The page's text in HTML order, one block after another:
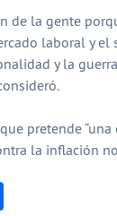
de la gente
laboral y
y la
pretende “una
la inflación
Compartir